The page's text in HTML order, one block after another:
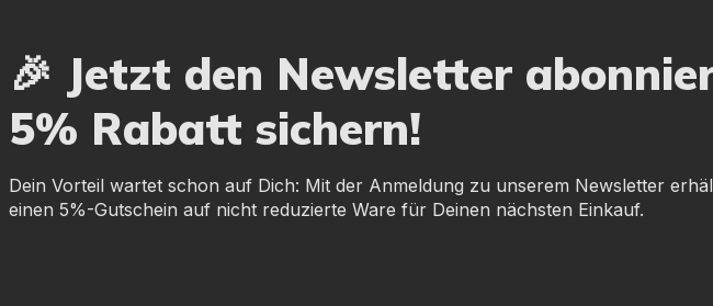
🎉 Jetzt den Newsletter
5% Rabatt sichern!
Dein Vorteil wartet schon auf Dich: Mit der Anmeldung zu unserem Newsletter
einen 5%-Gutschein auf nicht reduzierte Ware für Deinen nächsten Einkauf.